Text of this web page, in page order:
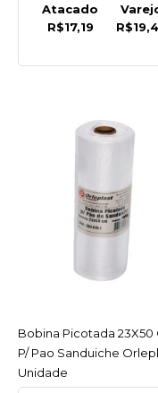
Atacado
R$17,19
ACESSAR
Bobina Picotada 23X50
P/ Pao Sanduiche
Unidade